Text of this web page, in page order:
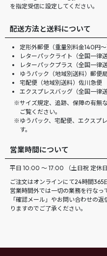
を指定受信に設定してください。
配送方法と送料について
定形外郵便（重量別料金140円
レターパックライト（全国一律
レターパックプラス（全国一律
ゆうパック（地域別送料）郵便局
宅配便（地域別送料）佐川急便
エクスプレスバッグ（全国一律
サイズ規定、追跡、保障の有無
ご覧ください。
ゆうパック、宅配便、エクスプ
す。
営業時間について
平日 10:00 ～ 17:00 （土日祝 定休日
ご注文はオンラインにて24時間365
営業時間外では一切の業務を行なっ
「確認メール」やお問い合わせの
りますのでご了承ください。